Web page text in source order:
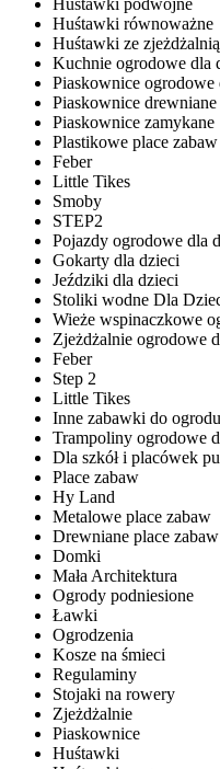
Huśtawki podwójne
Huśtawki równoważne
Huśtawki ze zjeżdżalnią
Kuchnie ogrodowe dla
Piaskownice ogrodowe
Piaskownice drewniane
Piaskownice zamykane
Plastikowe place
Feber
Little Tikes
Smoby
STEP2
Pojazdy ogrodowe dla
Gokarty dla dzieci
Jeździki dla dzieci
Stoliki wodne Dla
Wieże wspinaczkowe
Zjeżdżalnie ogrodowe
Feber
Step 2
Little Tikes
Inne zabawki do
Trampoliny ogrodowe
Dla szkół i placówek
Place zabaw
Hy Land
Metalowe place zabaw
Drewniane place zabaw
Domki
Mała Architektura
Ogrody podniesione
Ławki
Ogrodzenia
Kosze na śmieci
Regulaminy
Stojaki na rowery
Zjeżdżalnie
Piaskownice
Huśtawki